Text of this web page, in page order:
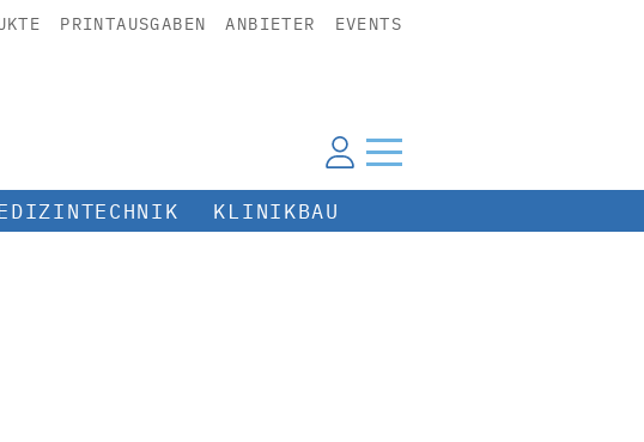
PRINTAUSGABEN ANBIETER EVENTS
KLINIKBAU